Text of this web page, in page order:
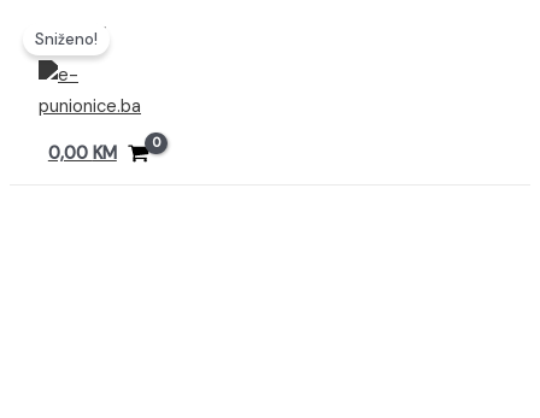
na
sadržaj
MENU
0,00 KM
Sniženo!